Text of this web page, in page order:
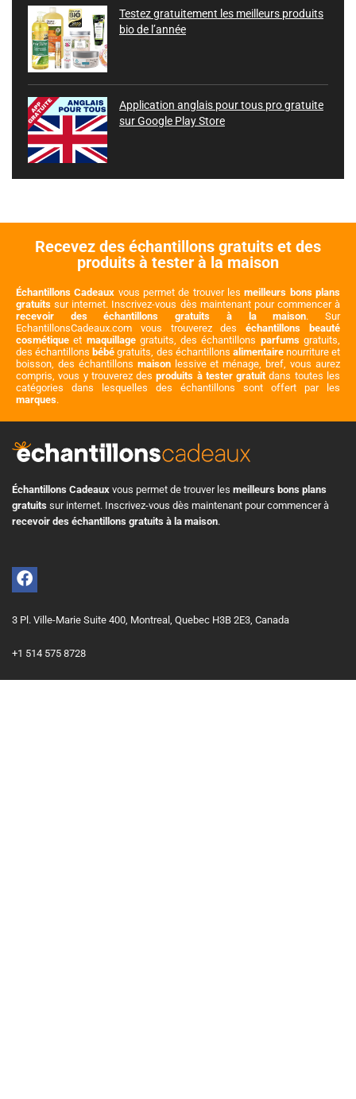
Testez gratuitement les meilleurs produits
bio de l’année
Application anglais pour tous pro gratuite
sur Google Play Store
Recevez des échantillons gratuits et des
produits à tester à la maison
Échantillons Cadeaux vous permet de trouver lesmeilleurs bons plans
gratuits sur internet. Inscrivez-vous dès maintenant pour commencer à
recevoir des échantillons gratuits à la maison. Sur
EchantillonsCadeaux.com vous trouverez deséchantillons beauté
cosmétique et maquillagegratuits, des échantillons parfumsgratuits,
des échantillons bébé gratuits, des échantillons alimentairenourriture et
boisson, des échantillons maisonlessive et ménage, bref, vous aurez
compris, vous y trouverez desproduits à tester gratuit dans toutes les
catégories dans lesquelles des échantillons sont offert par les
marques.
Échantillons Cadeaux vous permet de trouver les meilleurs bons plans
gratuits sur internet. Inscrivez-vous dès maintenant pour commencer à
recevoir des échantillons gratuits à la maison.
3 Pl. Ville-Marie Suite 400, Montreal, Quebec H3B 2E3, Canada
+1 514 575 8728